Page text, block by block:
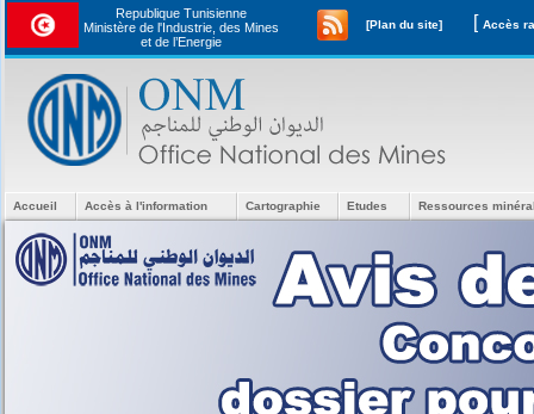
Republique Tunisienne
Ministère de l'Industrie, des Mines
et de l’Energie
[Plan du site] [
Accueil Accès à l'information Cartographie Etudes Ressources